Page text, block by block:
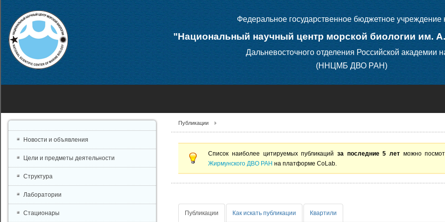
Федеральное государственное бюджетное учреждение
"Национальный научный центр морской биологии им.
Дальневосточного отделения Российской академии
(ННЦМБ ДВО РАН)
Публикации
Список наиболее цитируемых публикаций за последние 5 летможно
Жирмунского ДВО РАН на платформе CoLab.
Публикации Как искать публикации Квартили
Новости и объявления
Цели и предметы деятельности
Структура
Лаборатории
Стационары